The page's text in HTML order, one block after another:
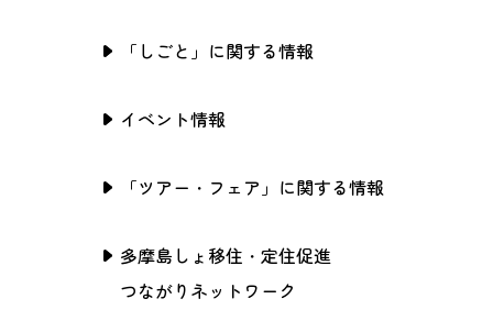
「しごと」に関する情報
イベント情報
「ツアー・フェア」に関する情報
多摩島しょ移住・定住促進
つながりネットワーク